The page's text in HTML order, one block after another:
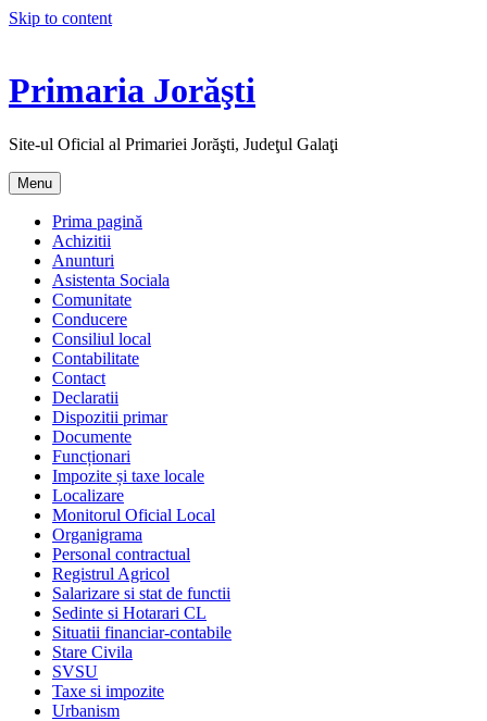
Skip to content
Primaria Jorăşti
Site-ul Oficial al Primariei Jorăşti, Judeţul Galaţi
Menu
Prima pagină
Achizitii
Anunturi
Asistenta Sociala
Comunitate
Conducere
Consiliul local
Contabilitate
Contact
Declaratii
Dispozitii primar
Documente
Funcționari
Impozite și taxe locale
Localizare
Monitorul Oficial Local
Organigrama
Personal contractual
Registrul Agricol
Salarizare si stat de functii
Sedinte si Hotarari CL
Situatii financiar-contabile
Stare Civila
SVSU
Taxe si impozite
Urbanism